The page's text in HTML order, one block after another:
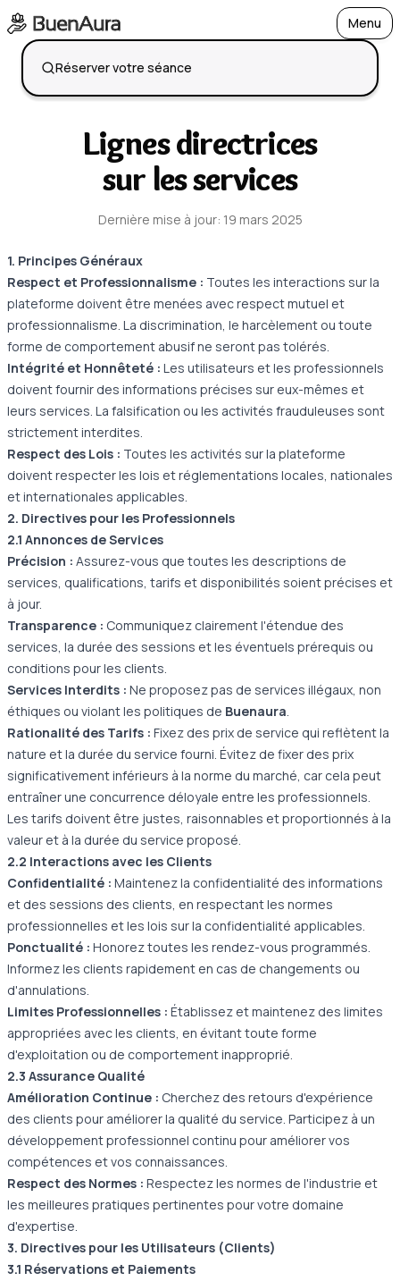
MenuOpen
Réserver votre séance
Lignes directrices
sur les services
Dernière mise à jour: 19 mars 2025
1. Principes Généraux
Respect et Professionnalisme : Toutes les interactions sur la
plateforme doivent être menées avec respect mutuel et
professionnalisme. La discrimination, le harcèlement ou toute
forme de comportement abusif ne seront pas tolérés.
Intégrité et Honnêteté : Les utilisateurs et les professionnels
doivent fournir des informations précises sur eux-mêmes et
leurs services. La falsification ou les activités frauduleuses sont
strictement interdites.
Respect des Lois : Toutes les activités sur la plateforme
doivent respecter les lois et réglementations locales, nationales
et internationales applicables.
2. Directives pour les Professionnels
2.1 Annonces de Services
Précision : Assurez-vous que toutes les descriptions de
services, qualifications, tarifs et disponibilités soient précises et
à jour.
Transparence : Communiquez clairement l'étendue des
services, la durée des sessions et les éventuels prérequis ou
conditions pour les clients.
Services Interdits : Ne proposez pas de services illégaux, non
éthiques ou violant les politiques de Buenaura.
Rationalité des Tarifs : Fixez des prix de service qui reflètent la
nature et la durée du service fourni. Évitez de fixer des prix
significativement inférieurs à la norme du marché, car cela peut
entraîner une concurrence déloyale entre les professionnels.
Les tarifs doivent être justes, raisonnables et proportionnés à la
valeur et à la durée du service proposé.
2.2 Interactions avec les Clients
Confidentialité : Maintenez la confidentialité des informations
et des sessions des clients, en respectant les normes
professionnelles et les lois sur la confidentialité applicables.
Ponctualité : Honorez toutes les rendez-vous programmés.
Informez les clients rapidement en cas de changements ou
d'annulations.
Limites Professionnelles : Établissez et maintenez des limites
appropriées avec les clients, en évitant toute forme
d'exploitation ou de comportement inapproprié.
2.3 Assurance Qualité
Amélioration Continue : Cherchez des retours d'expérience
des clients pour améliorer la qualité du service. Participez à un
développement professionnel continu pour améliorer vos
compétences et vos connaissances.
Respect des Normes : Respectez les normes de l'industrie et
les meilleures pratiques pertinentes pour votre domaine
d'expertise.
3. Directives pour les Utilisateurs (Clients)
3.1 Réservations et Paiements